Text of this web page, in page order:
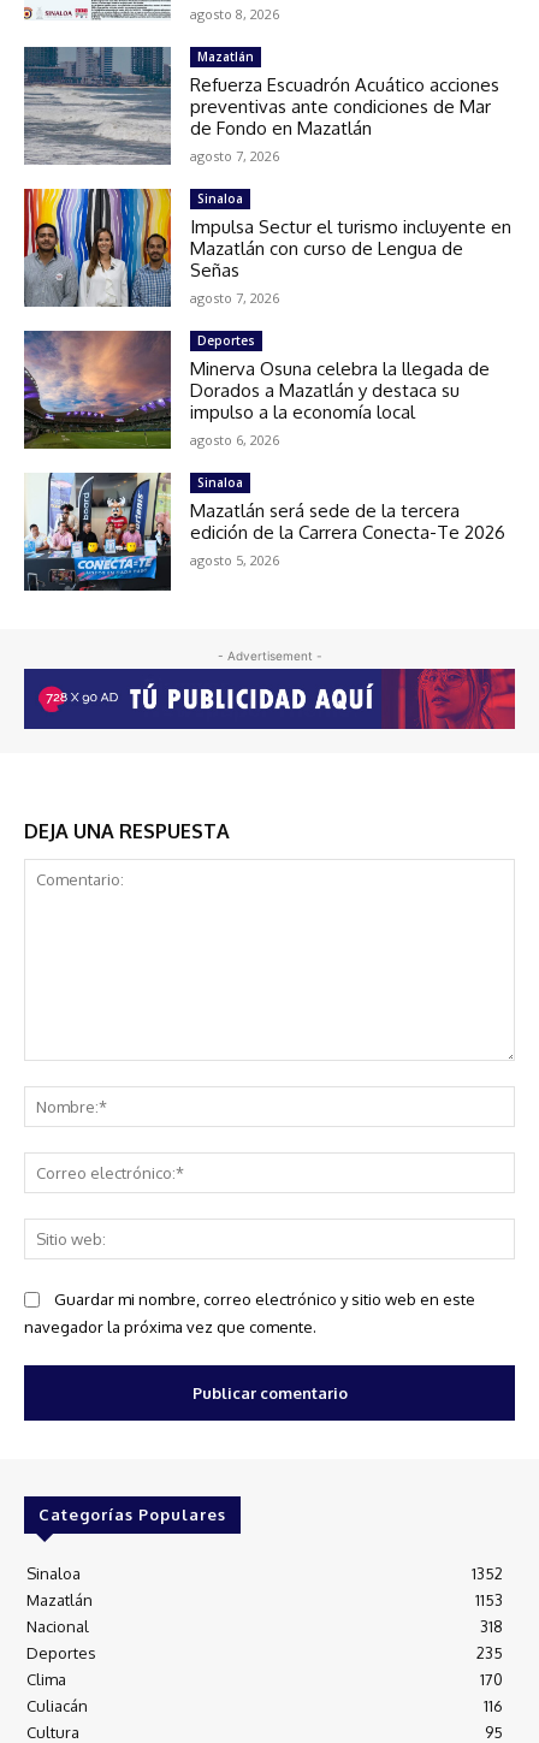
agosto 8, 2026
Mazatlán
Refuerza Escuadrón Acuático acciones
preventivas ante condiciones de Mar
de Fondo en Mazatlán
agosto 7, 2026
Sinaloa
Impulsa Sectur el turismo incluyente en
Mazatlán con curso de Lengua de
Señas
agosto 7, 2026
Deportes
Minerva Osuna celebra la llegada de
Dorados a Mazatlán y destaca su
impulso a la economía local
agosto 6, 2026
Sinaloa
Mazatlán será sede de la tercera
edición de la Carrera Conecta-Te 2026
agosto 5, 2026
- Advertisement -
DEJA UNA RESPUESTA
Guardar mi nombre, correo electrónico y sitio web en este
navegador la próxima vez que comente.
Categorías Populares
Sinaloa
1352
Mazatlán
1153
Nacional
318
Deportes
235
Clima
170
Culiacán
116
Cultura
95